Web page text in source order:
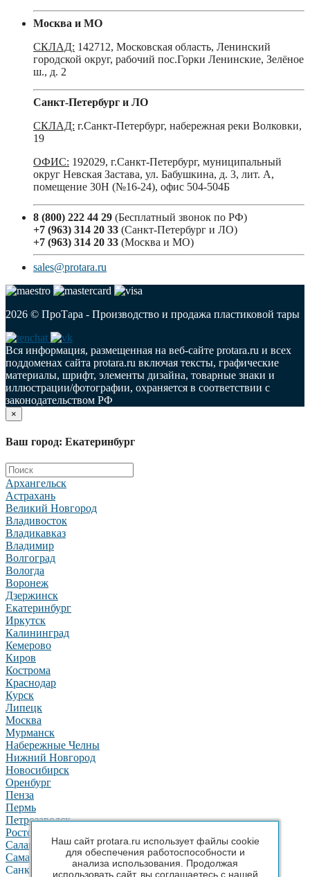
Москва и МО
СКЛАД: 142712, Московская область, Ленинский
городской округ, рабочий пос.Горки Ленинские, Зелёное
ш., д. 2
Санкт-Петербург и ЛО
СКЛАД: г.Санкт-Петербург, набережная реки Волковки,
19
ОФИС: 192029, г.Санкт-Петербург, муниципальный
округ Невская Застава, ул. Бабушкина, д. 3, лит. А,
помещение 30Н (№16-24), офис 504-504Б
8 (800) 222 44 29 (Бесплатный звонок по РФ)
+7 (963) 314 20 33 (Санкт-Петербург и ЛО)
+7 (963) 314 20 33 (Москва и МО)
sales@protara.ru
2026 © ПроТара - Производство и продажа пластиковой тары
Вся информация, размещенная на веб-сайте protara.ru и всех
поддоменах сайта protara.ru включая тексты, графические
материалы, шрифт, элементы дизайна, товарные знаки и
иллюстрации/фотографии, охраняется в соответствии с
законодательством РФ
Наш сайт protara.ru использует файлы cookie
для обеспечения работоспособности и
анализа использования. Продолжая
использовать сайт, вы соглашаетесь с нашей
×
Ваш город: Екатеринбург
Архангельск
Астрахань
Великий Новгород
Владивосток
Владикавказ
Владимир
Волгоград
Вологда
Воронеж
Дзержинск
Екатеринбург
Иркутск
Калининград
Кемерово
Киров
Кострома
Краснодар
Курск
Липецк
Москва
Мурманск
Набережные Челны
Нижний Новгород
Новосибирск
Оренбург
Пенза
Пермь
Петрозаводск
Ростов-на-Дону
Салават
Самара
Санкт-Петербург